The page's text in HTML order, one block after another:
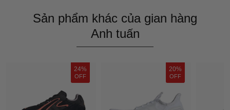
Sản phẩm khác của gian hàng
Anh tuấn
24%
OFF
20%
OFF